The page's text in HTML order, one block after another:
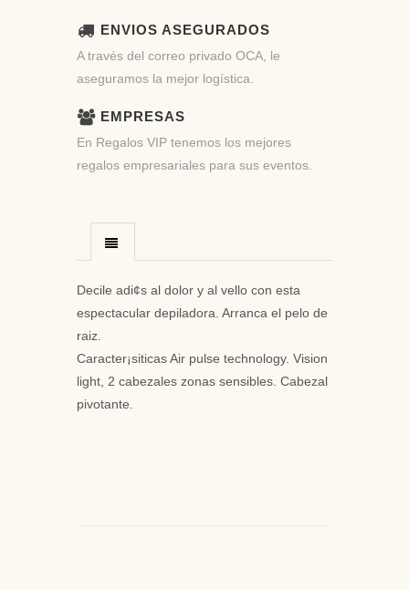
ENVIOS ASEGURADOS
A través del correo privado OCA, le
aseguramos la mejor logística.
EMPRESAS
En Regalos VIP tenemos los mejores
regalos empresariales para sus eventos.
Decile adi¢s al dolor y al vello con esta
espectacular depiladora. Arranca el pelo de
raiz.
Caracter¡siticas Air pulse technology. Vision
light, 2 cabezales zonas sensibles. Cabezal
pivotante.